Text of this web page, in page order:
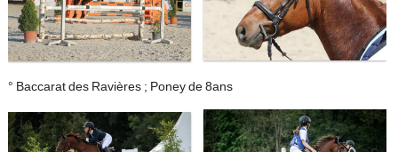
° Baccarat des Ravières ; Poney de 8ans